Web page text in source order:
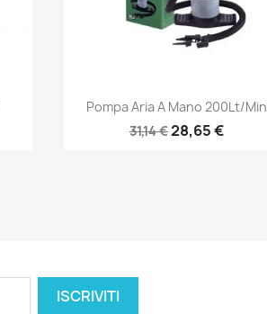
Anteprima
Pompa Aria A Mano 200Lt/min
31,14 €28,65 €